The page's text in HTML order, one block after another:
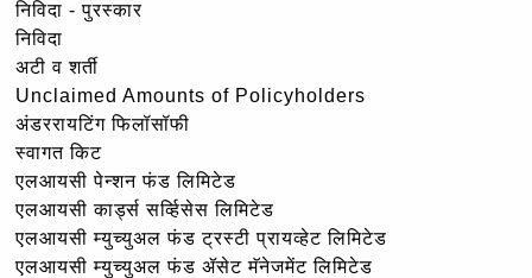
निविदा - पुरस्कार
निविदा
अटी व शर्ती
Unclaimed Amounts of Policyholders
अंडररायटिंग फिलॉसॉफी
स्वागत किट
एलआयसी पेन्शन फंड लिमिटेड
एलआयसी कार्ड्स सर्व्हिसेस लिमिटेड
एलआयसी म्युच्युअल फंड ट्रस्टी प्रायव्हेट लिमिटेड
एलआयसी म्युच्युअल फंड ॲसेट मॅनेजमेंट लिमिटेड